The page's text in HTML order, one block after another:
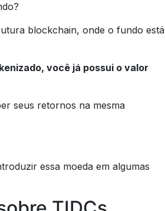
blockchain, onde o fundo está
você já possui o valor
seus retornos na mesma
essa moeda em algumas